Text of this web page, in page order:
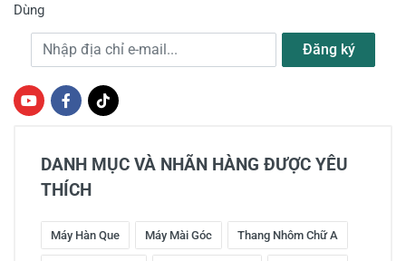
Dùng
Địa chỉ e-mail Đăng ký
DANH MỤC VÀ NHÃN HÀNG ĐƯỢC YÊU
THÍCH
Máy Hàn Que Máy Mài Góc Thang Nhôm Chữ A